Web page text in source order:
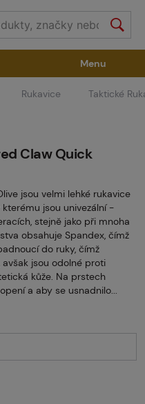
Výstroj
/ Obuv
Menu
Rukavice Taktické
Claw Quick
jsou velmi lehké rukavice
jsou univezální -
stejně jako při mnoha
obsahuje Spandex, čímž
do ruky, čímž
jsou odolné proti
kůže. Na prstech
a aby se usnadnilo...